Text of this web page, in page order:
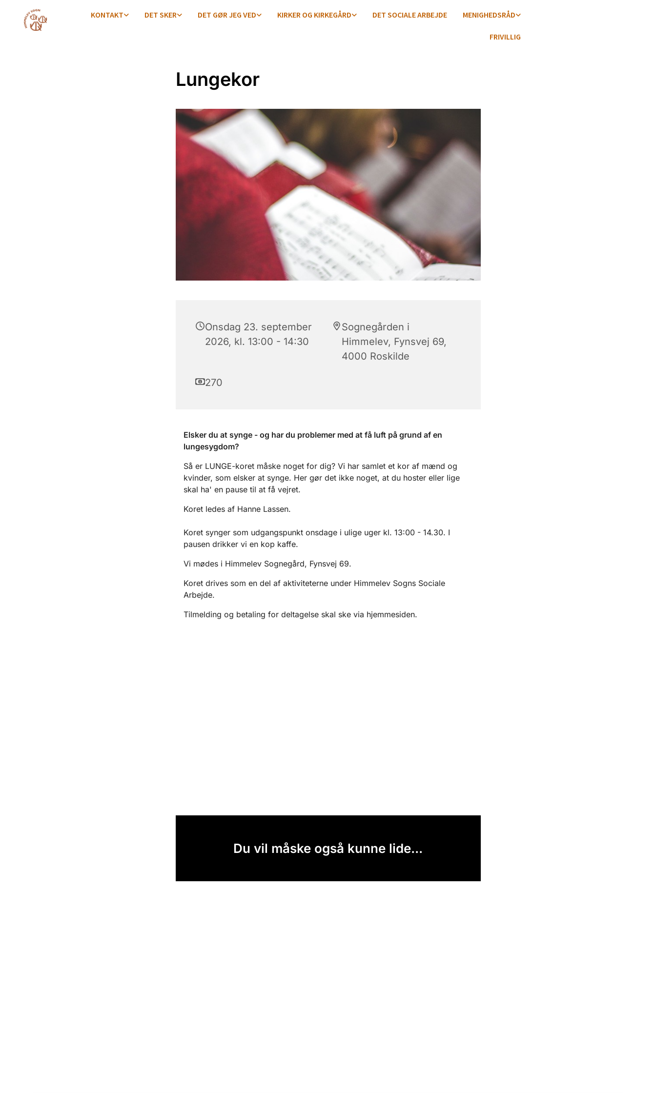
KONTAKT DET SKER DET GØR JEG VED KIRKER OG KIRKEGÅRD DET SOCIALE ARBEJDE MENIGHEDSRÅD
FRIVILLIG
Lungekor
Onsdag 23. september
2026, kl. 13:00 - 14:30
Sognegården i
Himmelev, Fynsvej 69,
4000 Roskilde
270
Elsker du at synge - og har du problemer med at få luft på grund af en
lungesygdom?
Så er LUNGE-koret måske noget for dig? Vi har samlet et kor af mænd og
kvinder, som elsker at synge. Her gør det ikke noget, at du hoster eller lige
skal ha' en pause til at få vejret.
Koret ledes af Hanne Lassen.
Koret synger som udgangspunkt onsdage i ulige uger kl. 13:00 - 14.30. I
pausen drikker vi en kop kaffe.
Vi mødes i Himmelev Sognegård, Fynsvej 69.
Koret drives som en del af aktiviteterne under Himmelev Sogns Sociale
Arbejde.
Tilmelding og betaling for deltagelse skal ske via hjemmesiden.
Du vil måske også kunne lide...